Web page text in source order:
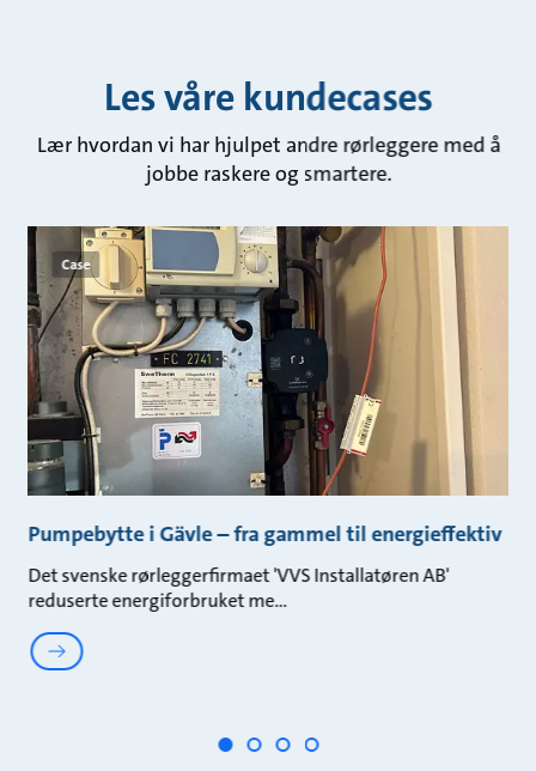
Les våre kundecases
Lær hvordan vi har hjulpet andre rørleggere med å
jobbe raskere og smartere.
Case
Pumpebytte i Gävle – fra gammel til energieffektiv
Det svenske rørleggerfirmaet 'VVS Installatøren AB'
reduserte energiforbruket me